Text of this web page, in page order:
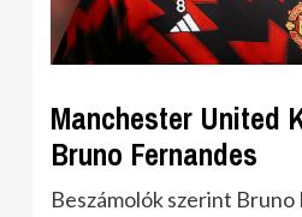
Manchester United
Bruno Fernandes
Beszámolók szerint Bruno